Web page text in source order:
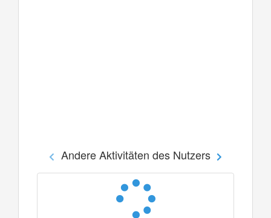
Andere Aktivitäten des Nutzers